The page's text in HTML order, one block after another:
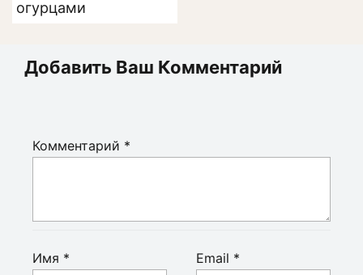
огурцами
Добавить Ваш Комментарий
Комментарий *
Имя * Email *